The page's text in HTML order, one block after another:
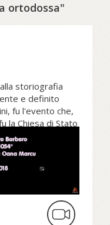
ortodossa"
storiografia
e definito
fu l'evento che,
la Chiesa di Stato
Pentarchia,
fra la Chiesa
sviluppato il
di Roma, e la
invece riteneva di
chiesa indivisa
a quelle che